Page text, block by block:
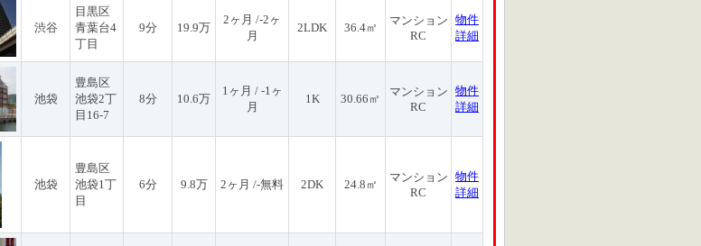
渋谷
目黒区
青葉台4
丁目
9分 19.9万
2ヶ月 /-2ヶ
月
2LDK 36.4㎡
マンション
RC
物件
詳細
池袋
豊島区
池袋2丁
目16-7
8分 10.6万
1ヶ月 / -1ヶ
月
1K 30.66㎡
マンション
RC
物件
詳細
池袋
豊島区
池袋1丁
目
6分 9.8万 2ヶ月 /-無料 2DK 24.8㎡
マンション
RC
物件
詳細